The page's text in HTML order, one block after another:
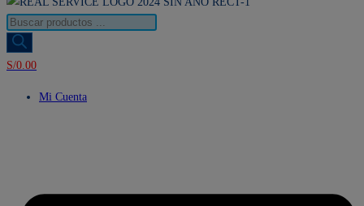
Búsqueda
de
productos
S/0.00
Mi Cuenta